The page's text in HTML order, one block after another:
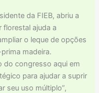
da FIEB, abriu a
ajuda a
o leque de opções
madeira.
do congresso aqui em
para ajudar a suprir
seu uso múltiplo”,